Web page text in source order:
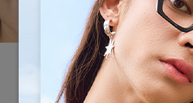
Largeur totale: